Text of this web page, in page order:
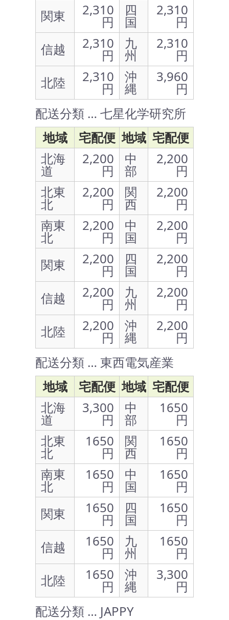
関東
2,310
円
四
国
2,310
円
信越
2,310
円
九
州
2,310
円
北陸
2,310
円
沖
縄
3,960
円
配送分類 … 七星化学研究所
地域
宅配便 地域 宅配便
北海
道
2,200
円
中
部
2,200
円
北東
北
2,200
円
関
西
2,200
円
南東
北
2,200
円
中
国
2,200
円
関東
2,200
円
四
国
2,200
円
信越
2,200
円
九
州
2,200
円
北陸
2,200
円
沖
縄
2,200
円
配送分類 … 東西電気産業
地域
宅配便 地域 宅配便
北海
道
3,300
円
中
部
1650
円
北東
北
1650
円
関
西
1650
円
南東
北
1650
円
中
国
1650
円
関東
1650
円
四
国
1650
円
信越
1650
円
九
州
1650
円
北陸
1650
円
沖
縄
3,300
円
配送分類 … JAPPY